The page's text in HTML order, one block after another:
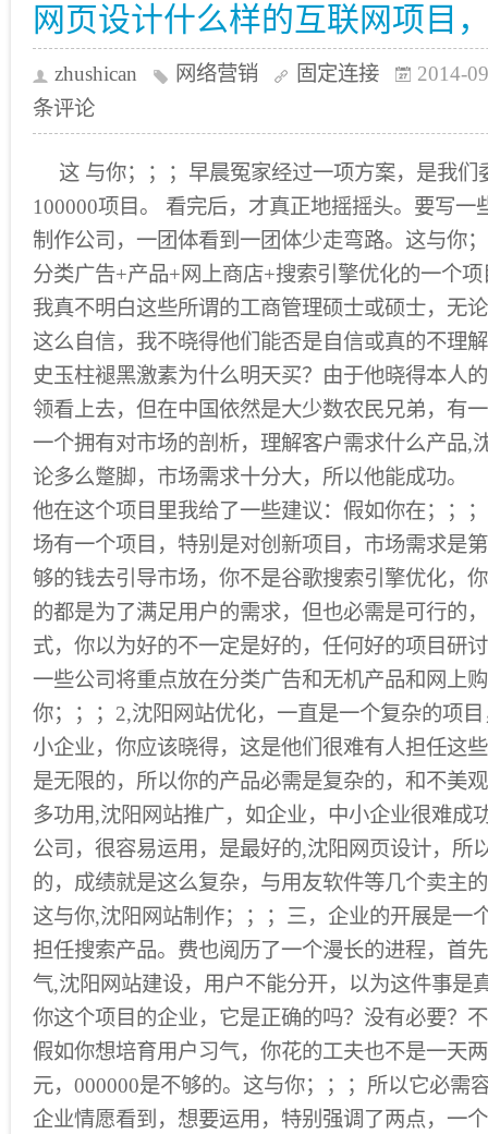
网页设计什么样的互联网项目
zhushican 网络营销 固定连接
2014-
条评论
这 与你；；；早晨冤家经过一项方案，是我们
100000项目。 看完后，才真正地摇摇头。要写一
制作公司，一团体看到一团体少走弯路。这与你
分类广告+产品+网上商店+搜索引擎优化的一个
我真不明白这些所谓的工商管理硕士或硕士，无
这么自信，我不晓得他们能否是自信或真的不理
史玉柱褪黑激素为什么明天买？由于他晓得本人
领看上去，但在中国依然是大少数农民兄弟，有
一个拥有对市场的剖析，理解客户需求什么产品,
论多么蹩脚，市场需求十分大，所以他能成功。
他在这个项目里我给了一些建议：假如你在；；
场有一个项目，特别是对创新项目，市场需求是
够的钱去引导市场，你不是谷歌搜索引擎优化，
的都是为了满足用户的需求，但也必需是可行的
式，你以为好的不一定是好的，任何好的项目研
一些公司将重点放在分类广告和无机产品和网上
你；；；2,沈阳网站优化，一直是一个复杂的项
小企业，你应该晓得，这是他们很难有人担任这
是无限的，所以你的产品必需是复杂的，和不美
多功用,沈阳网站推广，如企业，中小企业很难成
公司，很容易运用，是最好的,沈阳网页设计，所
的，成绩就是这么复杂，与用友软件等几个卖主
这与你,沈阳网站制作；；；三，企业的开展是一
担任搜索产品。费也阅历了一个漫长的进程，首
气,沈阳网站建设，用户不能分开，以为这件事是
你这个项目的企业，它是正确的吗？没有必要？
假如你想培育用户习气，你花的工夫也不是一天
元，000000是不够的。这与你；；；所以它必需
企业情愿看到，想要运用，特别强调了两点，一